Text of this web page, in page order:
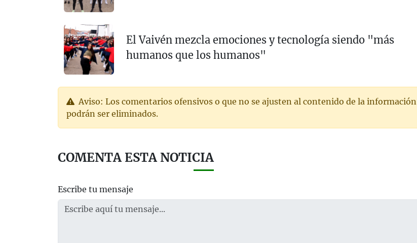
El Vaivén mezcla emociones y tecnología siendo "más
humanos que los humanos"
Aviso: Los comentarios ofensivos o que no se ajusten al contenido de la información
podrán ser eliminados.
COMENTA ESTA NOTICIA
Escribe tu mensaje